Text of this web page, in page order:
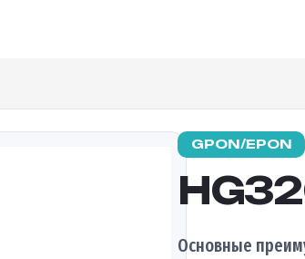
GPON/EPON
Основные